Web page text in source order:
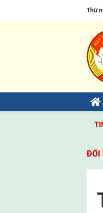
Thứ
Bài viết của Tổng Bí thư Tô Lâm:
ĐỐI